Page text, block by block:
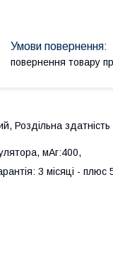
повернення товару
Роздільна
мАг:400,
3 місяці -